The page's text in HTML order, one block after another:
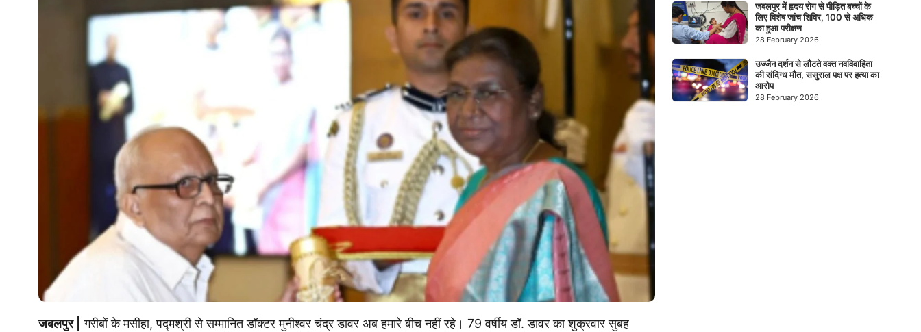
जबलपुर |
गरीबों के मसीहा, पद्मश्री से सम्मानित डॉक्टर मुनीश्वर चंद्र डावर अब हमारे बीच नहीं रहे। 79 वर्षीय डॉ. डावर का शुक्रवार सुबह
जबलपुर में हृदय रोग से पीड़ित बच्चों के
लिए विशेष जांच शिविर, 100 से अधिक
का हुआ परीक्षण
28 February 2026
उज्जैन दर्शन से लौटते वक्त नवविवाहिता
की संदिग्ध मौत, ससुराल पक्ष पर हत्या का
आरोप
28 February 2026